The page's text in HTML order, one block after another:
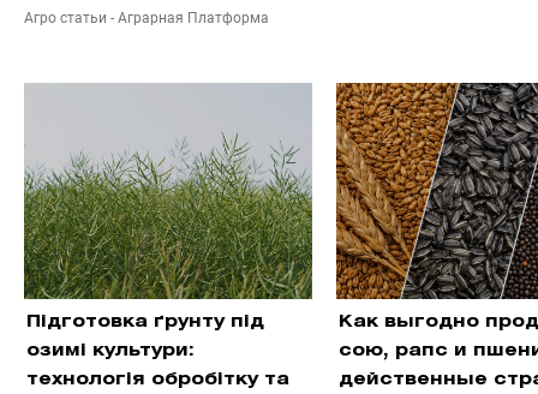
Агро статьи - Аграрная Платформа
Підготовка ґрунту під
озимі культури:
технологія обробітку та
Как выгодно
сою, рапс и
действенные